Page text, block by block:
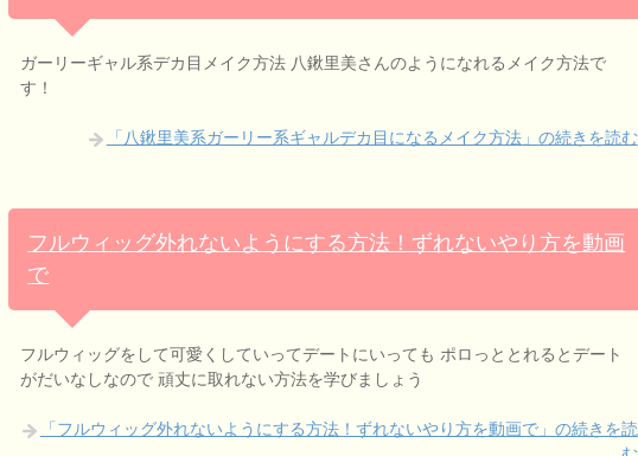
ガーリーギャル系デカ目メイク方法 八鍬里美さんのようになれるメイク方法で
す！
「八鍬里美系ガーリー系ギャルデカ目になるメイク方法」の続きを読む
フルウィッグ外れないようにする方法！ずれないやり方を動画
で
フルウィッグをして可愛くしていってデートにいっても ポロっととれるとデート
がだいなしなので 頑丈に取れない方法を学びましょう
「フルウィッグ外れないようにする方法！ずれないやり方を動画で」の続きを読